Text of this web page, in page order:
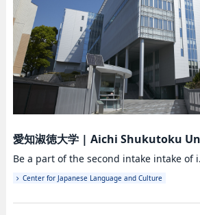
愛知淑徳大学| Aichi Shukutoku
Be a part of the second intake intake of
Center for Japanese Language and Culture